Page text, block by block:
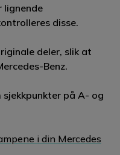
lignende
disse.
deler, slik at
Benz.
på A- og
i din Mercedes